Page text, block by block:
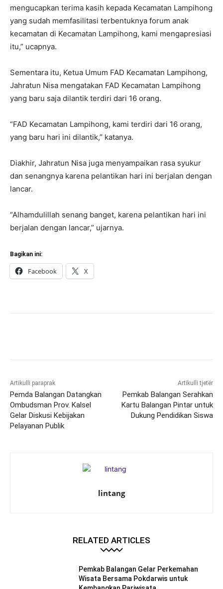
mengucapkan terima kasih kepada Kecamatan Lampihong
yang sudah memfasilitasi terbentuknya forum anak
kecamatan di Kecamatan Lampihong, kami mengapresiasi
itu,” ucapnya.
Sementara itu, Ketua Umum FAD Kecamatan Lampihong,
Jahratun Nisa mengatakan FAD Kecamatan Lampihong
yang baru saja dilantik terdiri dari 16 orang.
“FAD Kecamatan Lampihong, kami terdiri dari 16 orang,
yang baru hari ini dilantik,” katanya.
Diakhir, Jahratun Nisa juga menyampaikan rasa syukur
dan senangnya karena pelantikan hari ini berjalan dengan
lancar.
“Alhamdulillah senang banget, karena pelantikan hari ini
berjalan dengan lancar,” ujarnya.
Bagikan ini:
Facebook X
Artikulli paraprak
Pemda Balangan Datangkan
Ombudsman Prov. Kalsel
Gelar Diskusi Kebijakan
Pelayanan Publik
Artikulli tjetër
Pemkab Balangan Serahkan
Kartu Balangan Pintar untuk
Dukung Pendidikan Siswa
lintang
RELATED ARTICLES
Pemkab Balangan Gelar Perkemahan
Wisata Bersama Pokdarwis untuk